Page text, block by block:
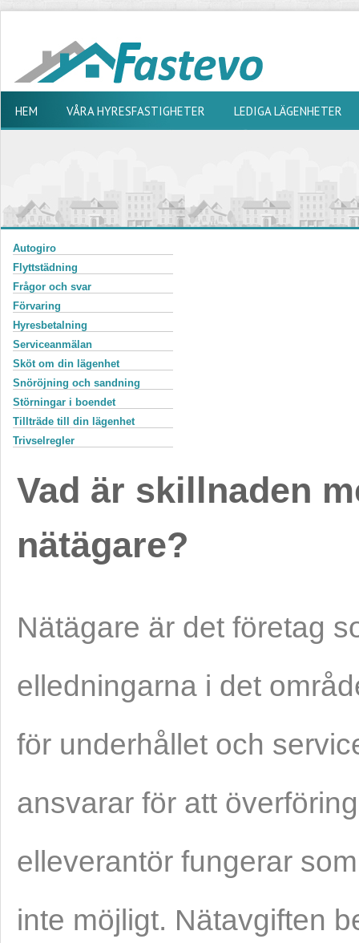
HEM VÅRA HYRESFASTIGHETER LEDIGA LÄGENHETER
Autogiro
Flyttstädning
Frågor och svar
Förvaring
Hyresbetalning
Serviceanmälan
Sköt om din lägenhet
Snöröjning och sandning
Störningar i boendet
Tillträde till din lägenhet
Trivselregler
Vad är skillnaden
nätägare?
Nätägare är det företag
elledningarna i det
för underhållet och
ansvarar för att
elleverantör fungerar
inte möjligt. Nätavgiften